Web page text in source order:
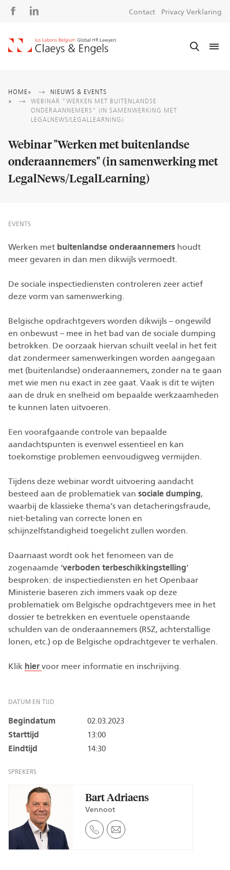
Social
Contact Privacy Verklaring
Kruimelpad
HOME
NIEUWS & EVENTS
WEBINAR "WERKEN MET BUITENLANDSE
ONDERAANNEMERS" (IN SAMENWERKING MET
LEGALNEWS/LEGALLEARNING)
Webinar "Werken met buitenlandse
onderaannemers" (in samenwerking met
LegalNews/LegalLearning)
EVENTS
Werken met buitenlandse onderaannemers houdt
meer gevaren in dan men dikwijls vermoedt.
De sociale inspectiediensten controleren zeer actief
deze vorm van samenwerking.
Belgische opdrachtgevers worden dikwijls – ongewild
en onbewust – mee in het bad van de sociale dumping
betrokken. De oorzaak hiervan schuilt veelal in het feit
dat zondermeer samenwerkingen worden aangegaan
met (buitenlandse) onderaannemers, zonder na te gaan
met wie men nu exact in zee gaat. Vaak is dit te wijten
aan de druk en snelheid om bepaalde werkzaamheden
te kunnen laten uitvoeren.
Een voorafgaande controle van bepaalde
aandachtspunten is evenwel essentieel en kan
toekomstige problemen eenvoudigweg vermijden.
Tijdens deze webinar wordt uitvoering aandacht
besteed aan de problematiek van sociale dumping,
waarbij de klassieke thema’s van detacheringsfraude,
niet-betaling van correcte lonen en
schijnzelfstandigheid toegelicht zullen worden.
Daarnaast wordt ook het fenomeen van de
zogenaamde ‘verboden terbeschikkingstelling’
besproken: de inspectiediensten en het Openbaar
Ministerie baseren zich immers vaak op deze
problematiek om Belgische opdrachtgevers mee in het
dossier te betrekken en eventuele openstaande
schulden van de onderaannemers (RSZ, achterstallige
lonen, etc.) op de Belgische opdrachtgever te verhalen.
Klik hier voor meer informatie en inschrijving.
DATUM EN TIJD
Begindatum 02.03.2023
Starttijd 13:00
Eindtijd 14:30
SPREKERS
Bart Adriaens
Vennoot